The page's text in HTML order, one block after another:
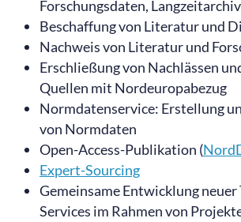
Forschungsdaten,
Beschaffung von Literatur und
Nachweis von Literatur und
Erschließung von Nachlässen
Quellen mit Nordeuropabezug
Normdatenservice: Erstellung
von Normdaten
Open-Access-Publikation (
Expert-Sourcing
Gemeinsame Entwicklung neuer
Services im Rahmen von